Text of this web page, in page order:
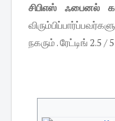
சிபிஎஸ் ஃபைனல்
நகரும் . ரேட்டிங் 2.5 / 5